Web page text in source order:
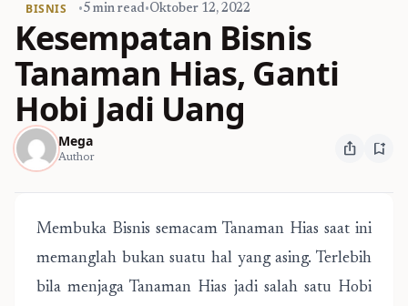
BISNIS •5 min read•Oktober 12, 2022
Kesempatan Bisnis
Tanaman Hias, Ganti
Hobi Jadi Uang
Mega
Author ios_share bookmark_add
Membuka Bisnis semacam Tanaman Hias saat ini
memanglah bukan suatu hal yang asing. Terlebih
bila menjaga Tanaman Hias jadi salah satu Hobi